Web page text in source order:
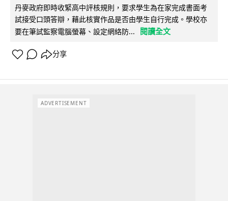
丹麥政府即時收緊高中評核規則，要求學生為在家完成書面考
試接受口頭答辯，藉此核實作品是否由學生自行完成。學校亦
要在筆試監察電腦螢幕、設定網絡防...
閱讀全文
分享
ADVERTISEMENT